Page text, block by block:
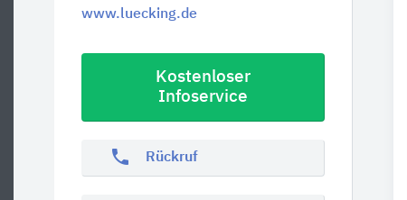
www.luecking.de
Kostenloser
Infoservice
phone Rückruf